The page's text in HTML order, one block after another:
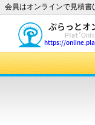
会員はオンラインで見積書(